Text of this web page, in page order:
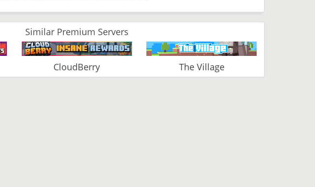
Similar Premium Servers
CloudBerry The Village